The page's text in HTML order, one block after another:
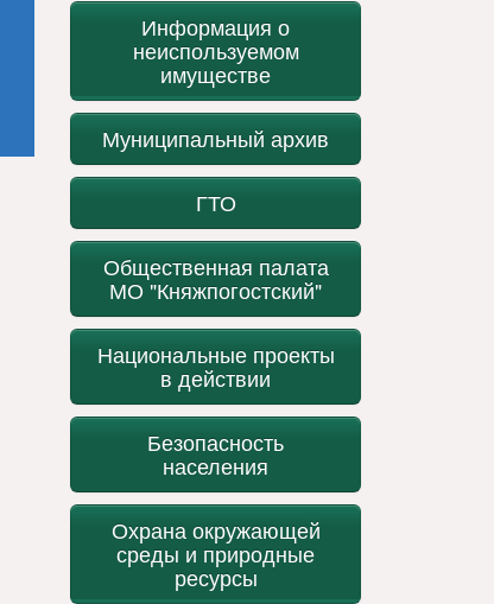
Информация о
неиспользуемом
имуществе
Муниципальный архив
ГТО
Общественная палата
МО "Княжпогостский"
Национальные проекты
в действии
Безопасность
населения
Охрана окружающей
среды и природные
ресурсы